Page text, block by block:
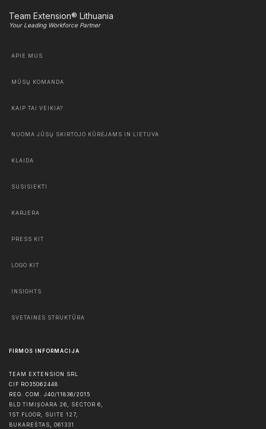
Team Extension® Lithuania
Your Leading Workforce Partner
APIE MUS
MŪSŲ KOMANDA
KAIP TAI VEIKIA?
NUOMA JŪSŲ SKIRTOJO KŪRĖJAMS IN LIETUVA
KLAIDA
SUSISIEKTI
KARJERA
PRESS KIT
LOGO KIT
INSIGHTS
SVETAINĖS STRUKTŪRA
FIRMOS INFORMACIJA
TEAM EXTENSION SRL
CIF RO35062448
REG. COM. J40/11836/2015
BLD TIMIȘOARA 26, SECTOR 6,
1ST FLOOR, SUITE 127,
BUKAREŠTAS, 061331